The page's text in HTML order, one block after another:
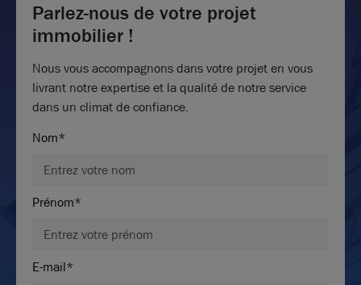
Parlez-nous de votre projet
immobilier !
Nous vous accompagnons dans votre projet en vous
livrant notre expertise et la qualité de notre service
dans un climat de confiance.
Nom*
Prénom*
E-mail*